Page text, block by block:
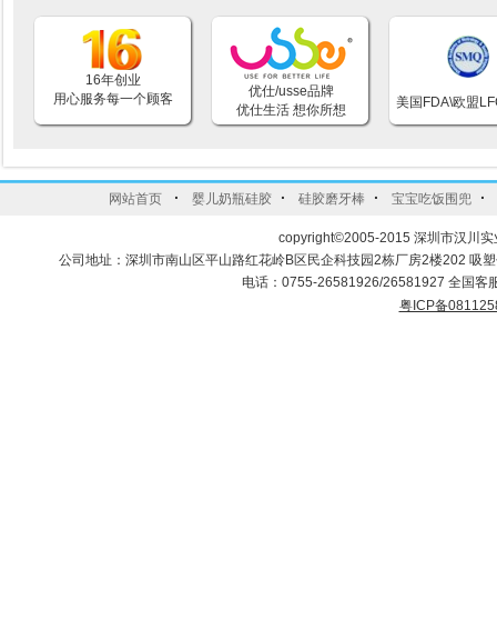
16年创业
用心服务每一个顾客
优仕/usse品牌
优仕生活 想你所想
美国FDA\欧盟
网站首页 · 婴儿奶瓶硅胶 · 硅胶磨牙棒 · 宝宝吃饭围兜 ·
copyright©2005-2015 深圳市汉川
公司地址：深圳市南山区平山路红花岭B区民企科技园2栋厂房2楼202 吸
电话：0755-26581926/26581927 全国客
粤ICP备